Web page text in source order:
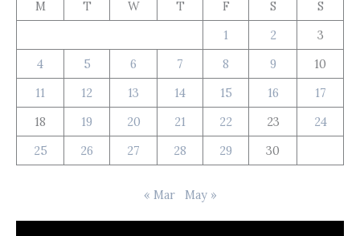
M
T W T F S
S
1
2
3
4
5 6 7 8 9
10
11
12 13 14 15 16
17
18
19 20 21 22 23
24
25
26 27 28 29 30
« Mar May »